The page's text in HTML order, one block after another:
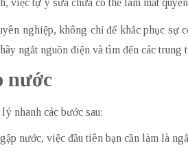
việc tự ý sửa chữa có thể làm mất
nghiệp, không chỉ để khắc phục sự
ngắt nguồn điện và tìm đến các trung
nước
nhanh các bước sau:
nước, việc đầu tiên bạn cần làm là